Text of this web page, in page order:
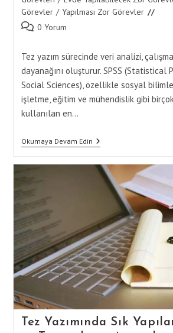
Görevler / Yapılması Zor Görevler
Post 0 Yorum
Tez yazım sürecinde veri analizi,
dayanağını oluşturur. SPSS (Statistical
Social Sciences), özellikle sosyal
işletme, eğitim ve mühendislik gibi
kullanılan en…
Okumaya Devam EdinSPSS
Ile
Analizi
Yaparak
Tamamlama
Tez Yazımında Sık